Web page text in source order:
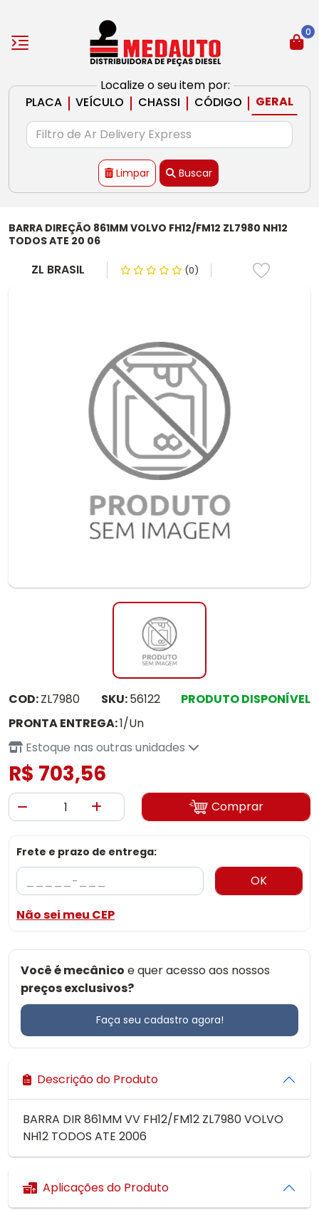
Localize o seu item por:
PLACA | VEÍCULO | CHASSI | CÓDIGO | GERAL
Limpar Buscar
0
BARRA DIREÇÃO 861MM VOLVO FH12/FM12 ZL7980 NH12
TODOS ATE 20 06
ZL BRASIL (0)
COD:ZL7980 SKU:56122
PRODUTO DISPONÍVEL
PRONTA ENTREGA:1/Un
Estoque nas outras unidades
R$ 703,56
Comprar
Frete e prazo de entrega:
OK
Não sei meu CEP
Você é mecânico e quer acesso aos nossos
preços exclusivos?
Faça seu cadastro agora!
Descrição do Produto
BARRA DIR 861MM VV FH12/FM12 ZL7980 VOLVO
NH12 TODOS ATE 2006
Aplicações do Produto